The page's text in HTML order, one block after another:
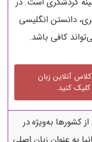
دانستن انگلیسی
کافی باشد.
آنلاین زبان
کنید.
کشورها به‌ویژه در